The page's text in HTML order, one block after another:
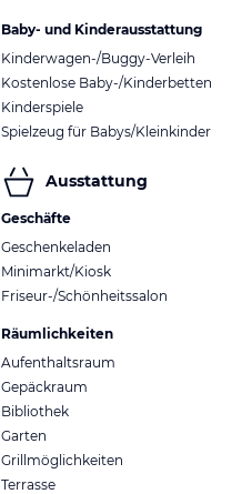
Baby- und Kinderausstattung
Kinderwagen-/Buggy-Verleih
Kostenlose Baby-/Kinderbetten
Kinderspiele
Spielzeug für Babys/Kleinkinder
Ausstattung
Geschäfte
Geschenkeladen
Minimarkt/Kiosk
Friseur-/Schönheitssalon
Räumlichkeiten
Aufenthaltsraum
Gepäckraum
Bibliothek
Garten
Grillmöglichkeiten
Terrasse